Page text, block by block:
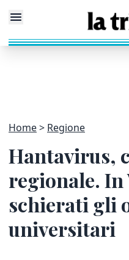
Home Regione
Hantavirus,
regionale. In
schierati gli
universitari